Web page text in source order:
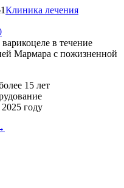
Клиника лечения
в течение
Мармара c пожизненной
15 лет
году